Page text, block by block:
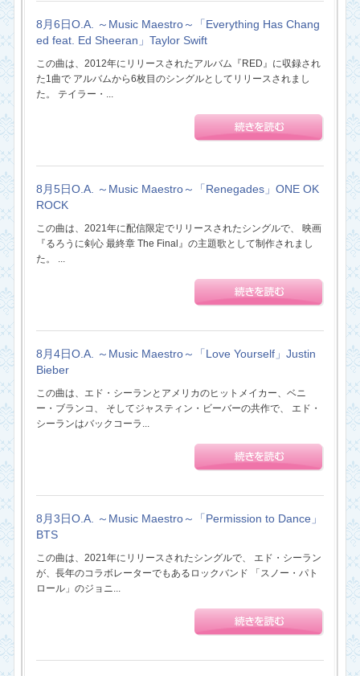
8月6日O.A. ～Music Maestro～「Everything Has Chang
ed feat. Ed Sheeran」Taylor Swift
この曲は、2012年にリリースされたアルバム『RED』に収録され
た1曲で アルバムから6枚目のシングルとしてリリースされまし
た。 テイラー・...
8月5日O.A. ～Music Maestro～「Renegades」ONE OK
ROCK
この曲は、2021年に配信限定でリリースされたシングルで、 映画
『るろうに剣心 最終章 The Final』の主題歌として制作されまし
た。 ...
8月4日O.A. ～Music Maestro～「Love Yourself」Justin
Bieber
この曲は、エド・シーランとアメリカのヒットメイカー、ベニ
ー・ブランコ、 そしてジャスティン・ビーバーの共作で、 エド・
シーランはバックコーラ...
8月3日O.A. ～Music Maestro～「Permission to Dance」
BTS
この曲は、2021年にリリースされたシングルで、 エド・シーラン
が、長年のコラボレーターでもあるロックバンド 「スノー・パト
ロール」のジョニ...